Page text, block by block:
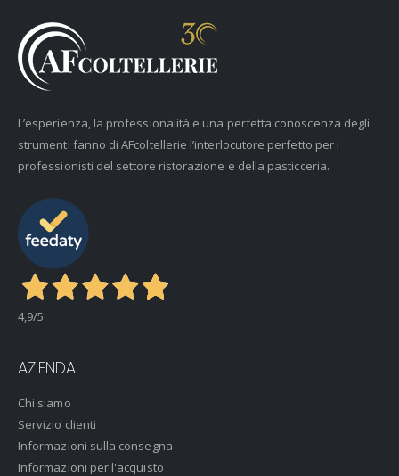
L’esperienza, la professionalità e una perfetta conoscenza degli
strumenti fanno di AFcoltellerie l’interlocutore perfetto per i
professionisti del settore ristorazione e della pasticceria.
4,9/5
AZIENDA
Chi siamo
Servizio clienti
Informazioni sulla consegna
Informazioni per l'acquisto